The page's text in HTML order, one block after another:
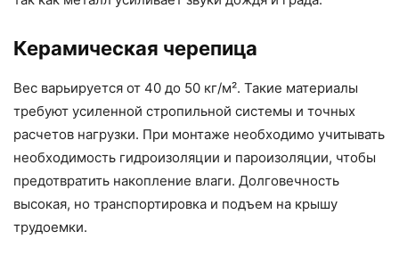
Керамическая черепица
Вес варьируется от 40 до 50 кг/м². Такие материалы
требуют усиленной стропильной системы и точных
расчетов нагрузки. При монтаже необходимо учитывать
необходимость гидроизоляции и пароизоляции, чтобы
предотвратить накопление влаги. Долговечность
высокая, но транспортировка и подъем на крышу
трудоемки.